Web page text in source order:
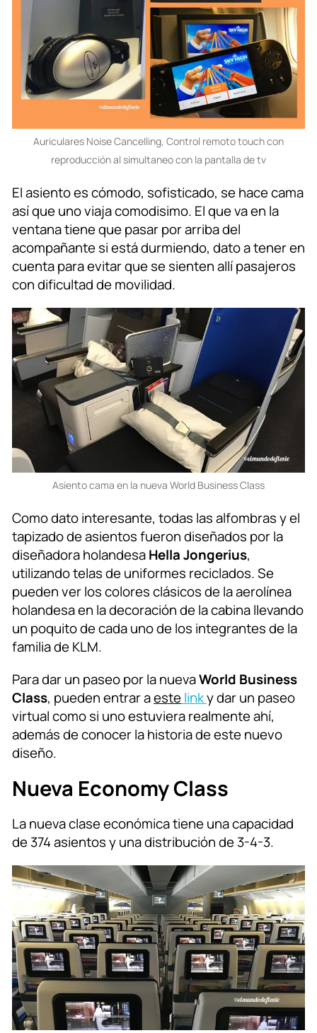
Auriculares Noise Cancelling, Control remoto touch con
reproducción al simultaneo con la pantalla de tv
El asiento es cómodo, sofisticado, se hace cama
así que uno viaja comodisimo. El que va en la
ventana tiene que pasar por arriba del
acompañante si está durmiendo, dato a tener en
cuenta para evitar que se sienten allí pasajeros
con dificultad de movilidad.
Asiento cama en la nueva World Business Class
Como dato interesante, todas las alfombras y el
tapizado de asientos fueron diseñados por la
diseñadora holandesaHella Jongerius,
utilizando telas de uniformes reciclados. Se
pueden ver los colores clásicos de la aerolínea
holandesa en la decoración de la cabina llevando
un poquito de cada uno de los integrantes de la
familia de KLM.
Para dar un paseo por la nuevaWorld Business
Class, pueden entrar aestelinky dar un paseo
virtual como si uno estuviera realmente ahí,
además de conocer la historia de este nuevo
diseño.
Nueva Economy Class
La nueva clase económica tiene una capacidad
de 374 asientos y una distribución de 3-4-3.